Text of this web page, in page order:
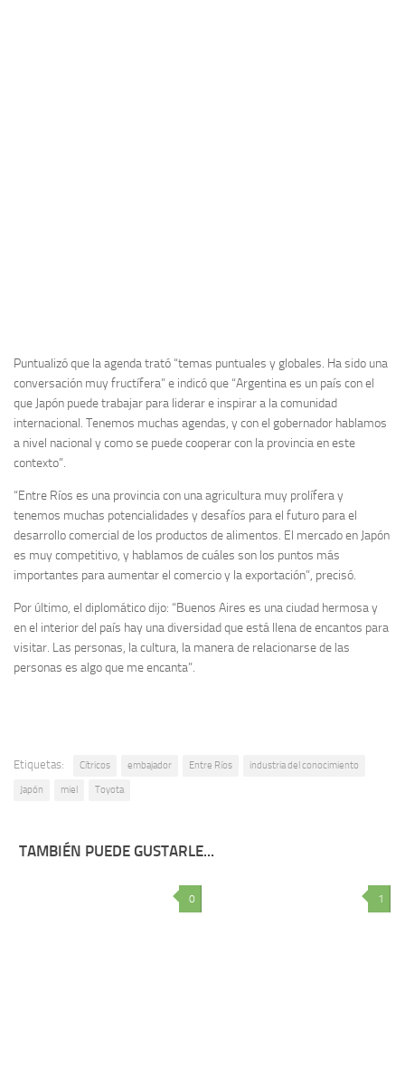
Puntualizó que la agenda trató “temas puntuales y globales. Ha sido una
conversación muy fructífera” e indicó que “Argentina es un país con el
que Japón puede trabajar para liderar e inspirar a la comunidad
internacional. Tenemos muchas agendas, y con el gobernador hablamos
a nivel nacional y como se puede cooperar con la provincia en este
contexto”.
“Entre Ríos es una provincia con una agricultura muy prolífera y
tenemos muchas potencialidades y desafíos para el futuro para el
desarrollo comercial de los productos de alimentos. El mercado en Japón
es muy competitivo, y hablamos de cuáles son los puntos más
importantes para aumentar el comercio y la exportación”, precisó.
Por último, el diplomático dijo: “Buenos Aires es una ciudad hermosa y
en el interior del país hay una diversidad que está llena de encantos para
visitar. Las personas, la cultura, la manera de relacionarse de las
personas es algo que me encanta”.
Etiquetas: Cítricos embajador Entre Ríos industria del conocimiento
Japón miel Toyota
TAMBIÉN PUEDE GUSTARLE...
0 1